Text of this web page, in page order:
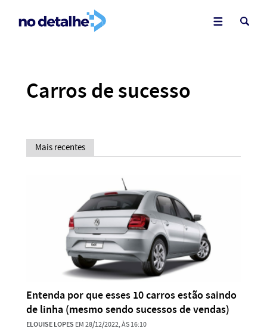
Carros de sucesso
Mais recentes
Entenda por que esses 10 carros estão saindo
de linha (mesmo sendo sucessos de vendas)
ELOUISE LOPES EM 28/12/2022, ÀS 16:10